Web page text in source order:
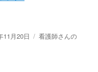
11月20日
カ
看護師さんの